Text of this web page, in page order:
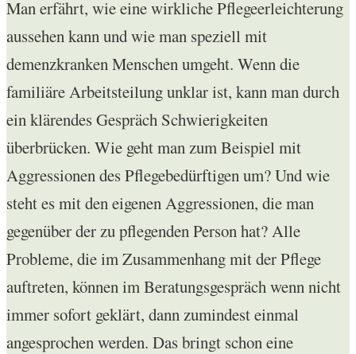
Man erfährt, wie eine wirkliche Pflegeerleichterung
aussehen kann und wie man speziell mit
demenzkranken Menschen umgeht. Wenn die
familiäre Arbeitsteilung unklar ist, kann man durch
ein klärendes Gespräch Schwierigkeiten
überbrücken. Wie geht man zum Beispiel mit
Aggressionen des Pflegebedürftigen um? Und wie
steht es mit den eigenen Aggressionen, die man
gegenüber der zu pflegenden Person hat? Alle
Probleme, die im Zusammenhang mit der Pflege
auftreten, können im Beratungsgespräch wenn nicht
immer sofort geklärt, dann zumindest einmal
angesprochen werden. Das bringt schon eine